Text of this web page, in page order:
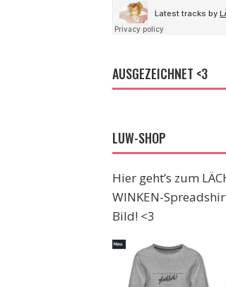
AUSGEZEICHNET <3
LUW-SHOP
Hier geht’s zum
WINKEN-
Bild! <3